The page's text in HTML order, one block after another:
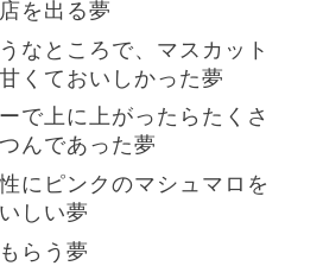
を出る夢
なところで、マスカット
くておいしかった夢
で上に上がったらたくさ
んであった夢
にピンクのマシュマロを
しい夢
らう夢